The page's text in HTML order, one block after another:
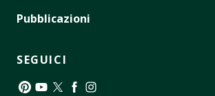
Pubblicazioni
SEGUICI